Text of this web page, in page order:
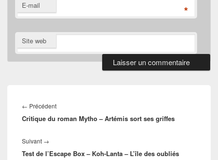
E-mail *
Site web
de
l’article
← PrécédentArticle
précédent :
Critique du roman Mytho – Artémis sort ses griffes
Suivant →
suivant :
Test de l’Escape Box – Koh-Lanta – L’île des oubliés